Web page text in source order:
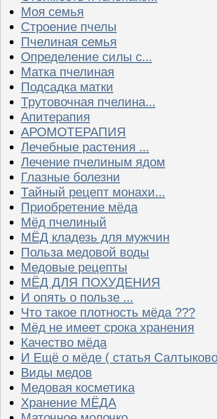
Моя семья
Строение пчелы
Пчелиная семья
Определение силы с...
Матка пчелиная
Подсадка матки
Трутовочная пчелина...
Апитерапия
АРОМОТЕРАПИЯ
Лечебные растения ...
Лечение пчелиным ядом
Глазные болезни
Тайный рецепт монахи...
Приобретение мёда
Мёд пчелиный
МЁД кладезь для мужчин
Польза медовой воды
Медовые рецепты
МЁД ДЛЯ ПОХУДЕНИЯ
И опять о пользе ...
Что такое плотность мёда ???
Мёд не имеет срока хранения
Качество мёда
И Ещё о мёде ( статья
Виды медов
Медовая косметика
Хранение МЁДА